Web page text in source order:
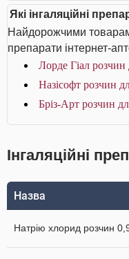
Які інгаляційні
Найдорожчими
препарати інтернет-
Лорде Гіал розчин
Назісофт розчин
Бріз-Арт розчин
Інгаляційні
Назва
Натрію хлорид розчин